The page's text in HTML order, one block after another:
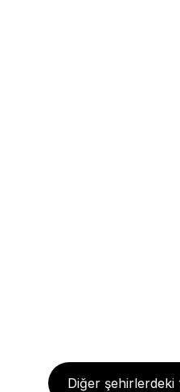
Diğer şehirlerdeki